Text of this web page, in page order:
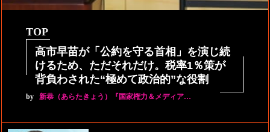
TOP
高市早苗が「公約を守る首相」を演じ続
けるため、ただそれだけ。税率1％策が
背負わされた“極めて政治的”な役割
by 新恭（あらたきょう）『国家権力＆メディア…